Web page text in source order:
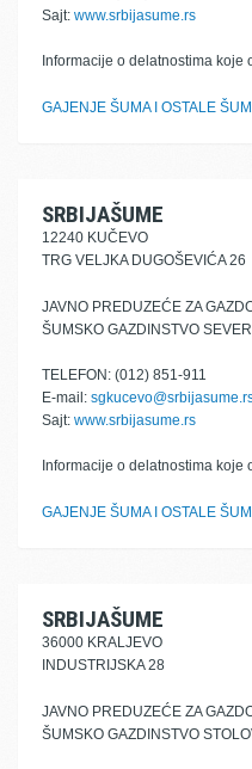
Sajt: www.srbijasume.rs
Informacije o delatnostima koje
GAJENJE ŠUMA I OSTALE
SRBIJAŠUME
12240 KUČEVO
TRG VELJKA DUGOŠEVIĆA 26
JAVNO PREDUZEĆE ZA
ŠUMSKO GAZDINSTVO
TELEFON: (012) 851-911
E-mail:
Sajt: www.srbijasume.rs
Informacije o delatnostima koje
GAJENJE ŠUMA I OSTALE
SRBIJAŠUME
36000 KRALJEVO
INDUSTRIJSKA 28
JAVNO PREDUZEĆE ZA
ŠUMSKO GAZDINSTVO